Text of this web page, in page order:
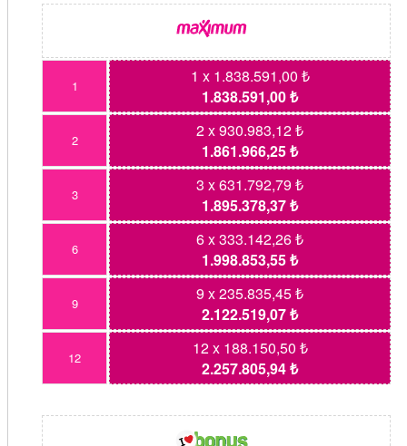
1
1 x 1.838.591,00 ₺
1.838.591,00 ₺
2
2 x 930.983,12 ₺
1.861.966,25 ₺
3
3 x 631.792,79 ₺
1.895.378,37 ₺
6
6 x 333.142,26 ₺
1.998.853,55 ₺
9
9 x 235.835,45 ₺
2.122.519,07 ₺
12
12 x 188.150,50 ₺
2.257.805,94 ₺